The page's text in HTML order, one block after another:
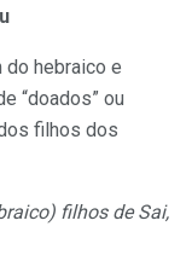
do hebraico e
“doados” ou
filhos dos
filhos de Sai,